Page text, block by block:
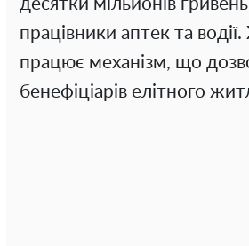
десятки мільйонів
працівники аптек та
працює механізм, що
бенефіціарів елітного